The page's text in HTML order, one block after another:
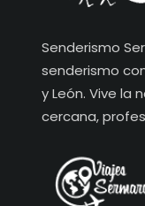
Senderismo
senderismo
y León. Vive la
cercana,